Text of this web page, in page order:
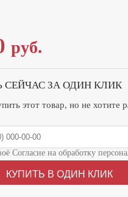
руб.
СЕЙЧАС ЗА ОДИН КЛИК
этот товар, но не хотите
Согласие на обработку
КУПИТЬ В ОДИН КЛИК